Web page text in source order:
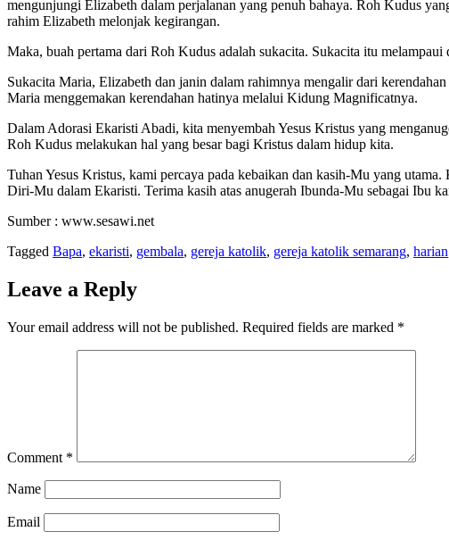
mengunjungi Elizabeth dalam perjalanan yang penuh bahaya. Roh Kudus
rahim Elizabeth melonjak kegirangan.
Maka, buah pertama dari Roh Kudus adalah sukacita. Sukacita itu
Sukacita Maria, Elizabeth dan janin dalam rahimnya mengalir dari
Maria menggemakan kerendahan hatinya melalui Kidung Magnificatnya.
Dalam Adorasi Ekaristi Abadi, kita menyembah Yesus Kristus yang
Roh Kudus melakukan hal yang besar bagi Kristus dalam hidup kita.
Tuhan Yesus Kristus, kami percaya pada kebaikan dan kasih-Mu yang
Diri-Mu dalam Ekaristi. Terima kasih atas anugerah Ibunda-Mu sebagai Ibu
Sumber : www.sesawi.net
Tagged Bapa, ekaristi, gembala, gereja katolik, gereja katolik semarang, harian
Leave a Reply
Your email address will not be published. Required fields are marked *
Comment *
Name
Email